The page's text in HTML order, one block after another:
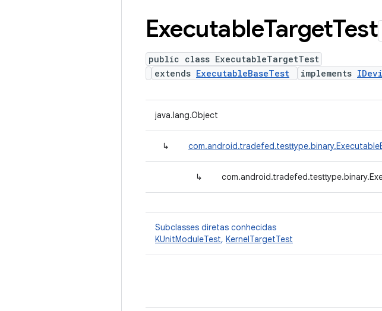
ExecutableTargetTest
public class ExecutableTargetTest
extends ExecutableBaseTest implements
java.lang.Object
↳
↳
Subclasses diretas conhecidas
KUnitModuleTest, KernelTargetTest